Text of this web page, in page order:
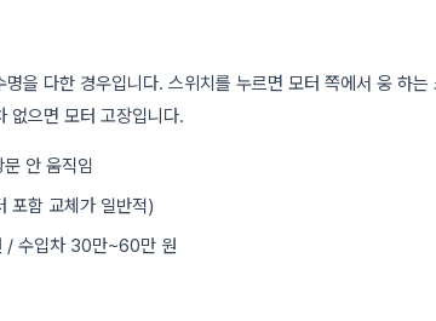
을 다한 경우입니다. 스위치를 누르면 모터 쪽에서 웅 하는
없으면 모터 고장입니다.
안 움직임
포함 교체가 일반적)
/ 수입차 30만~60만 원